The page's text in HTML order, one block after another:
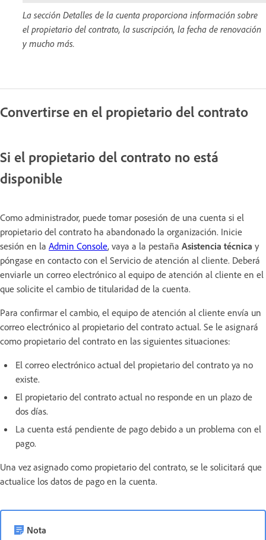
La sección Detalles de la cuenta proporciona información sobre
el propietario del contrato, la suscripción, la fecha de renovación
y mucho más.
Convertirse en el propietario del contrato
Si el propietario del contrato no está
disponible
Como administrador, puede tomar posesión de una cuenta si el
propietario del contrato ha abandonado la organización. Inicie
sesión en la Admin Console, vaya a la pestaña Asistencia técnica y
póngase en contacto con el Servicio de atención al cliente. Deberá
enviarle un correo electrónico al equipo de atención al cliente en el
que solicite el cambio de titularidad de la cuenta.
Para confirmar el cambio, el equipo de atención al cliente envía un
correo electrónico al propietario del contrato actual. Se le asignará
como propietario del contrato en las siguientes situaciones:
El correo electrónico actual del propietario del contrato ya no
existe.
El propietario del contrato actual no responde en un plazo de
dos días.
La cuenta está pendiente de pago debido a un problema con el
pago.
Una vez asignado como propietario del contrato, se le solicitará que
actualice los datos de pago en la cuenta.
Nota